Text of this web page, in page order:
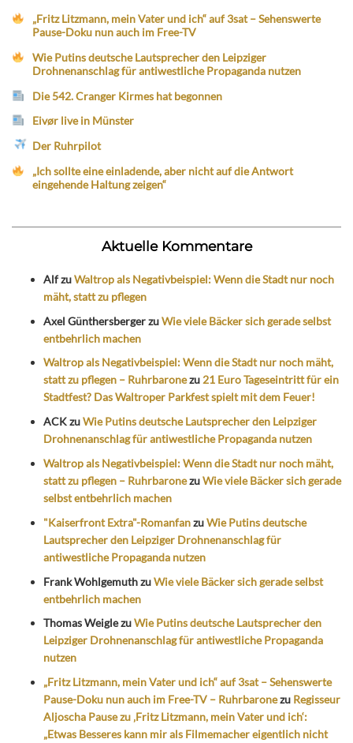
„Fritz Litzmann, mein Vater und ich“ auf 3sat – Sehenswerte
Pause-Doku nun auch im Free-TV
Wie Putins deutsche Lautsprecher den Leipziger
Drohnenanschlag für antiwestliche Propaganda nutzen
Die 542. Cranger Kirmes hat begonnen
Eivør live in Münster
Der Ruhrpilot
„Ich sollte eine einladende, aber nicht auf die Antwort
eingehende Haltung zeigen“
Aktuelle Kommentare
AlfzuWaltrop als Negativbeispiel: Wenn die Stadt nur noch
mäht, statt zu pflegen
Axel GünthersbergerzuWie viele Bäcker sich gerade selbst
entbehrlich machen
Waltrop als Negativbeispiel: Wenn die Stadt nur noch mäht,
statt zu pflegen – Ruhrbaronezu21 Euro Tageseintritt für ein
Stadtfest? Das Waltroper Parkfest spielt mit dem Feuer!
ACKzuWie Putins deutsche Lautsprecher den Leipziger
Drohnenanschlag für antiwestliche Propaganda nutzen
Waltrop als Negativbeispiel: Wenn die Stadt nur noch mäht,
statt zu pflegen – RuhrbaronezuWie viele Bäcker sich gerade
selbst entbehrlich machen
"Kaiserfront Extra"-RomanfanzuWie Putins deutsche
Lautsprecher den Leipziger Drohnenanschlag für
antiwestliche Propaganda nutzen
Frank WohlgemuthzuWie viele Bäcker sich gerade selbst
entbehrlich machen
Thomas WeiglezuWie Putins deutsche Lautsprecher den
Leipziger Drohnenanschlag für antiwestliche Propaganda
nutzen
„Fritz Litzmann, mein Vater und ich“ auf 3sat – Sehenswerte
Pause-Doku nun auch im Free-TV – Ruhrbaronezu Regisseur
Aljoscha Pause zu ‚Fritz Litzmann, mein Vater und ich‘:
„Etwas Besseres kann mir als Filmemacher eigentlich nicht